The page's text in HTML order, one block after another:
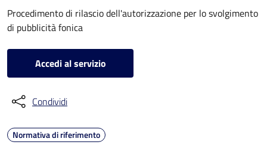
Procedimento di rilascio dell'autorizzazione per lo svolgimento
di pubblicità fonica
Accedi al servizio
Condividi
Normativa di riferimento